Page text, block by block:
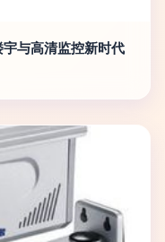
与高清监控新时代